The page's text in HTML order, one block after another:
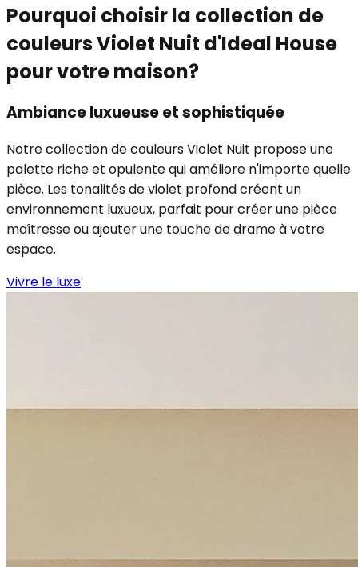
Pourquoi choisir la collection de
couleurs Violet Nuit d'Ideal House
pour votre maison?
Ambiance luxueuse et sophistiquée
Notre collection de couleurs Violet Nuit propose une
palette riche et opulente qui améliore n'importe quelle
pièce. Les tonalités de violet profond créent un
environnement luxueux, parfait pour créer une pièce
maîtresse ou ajouter une touche de drame à votre
espace.
Vivre le luxe